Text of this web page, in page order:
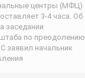
центры (МФЦ)
3-4 часа. Об
заседании
по преодолению
заявил начальник